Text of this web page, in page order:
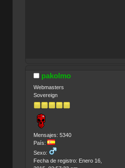
pakolmo
Webmasters
Sovereign
Mensajes: 5340
País:
Sexo:
Fecha de registro: Enero 16,